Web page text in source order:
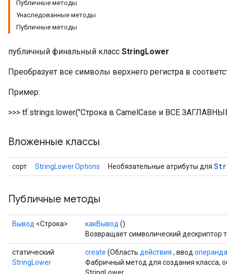
Публичные методы
Унаследованные методы
Публичные методы
публичный финальный класс StringLower
Преобразует все символы верхнего регистра в
Пример:
>>> tf.strings.lower("Строка в CamelCase и ВСЕ
Вложенные классы
сорт StringLower.Options Необязательные атрибуты для
Публичные методы
Вывод <Строка> какВывод ()
Возвращает символический дескриптор
статический
StringLower
create (Область действия , ввод операнда
Фабричный метод для создания класса,